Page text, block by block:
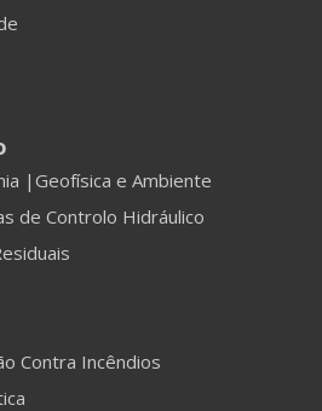
|Geofísica e Ambiente
de Controlo Hidráulico
Contra Incêndios